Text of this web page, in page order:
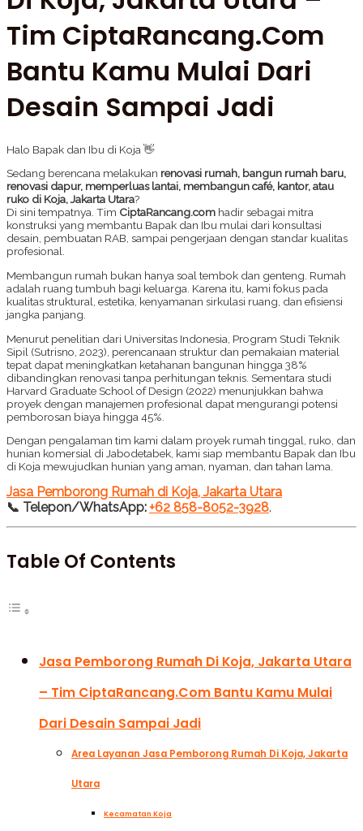
Tim CiptaRancang.com
Bantu Kamu Mulai Dari
Desain Sampai Jadi
Halo Bapak dan Ibu di Koja 👋
Sedang berencana melakukan renovasi rumah, bangun rumah baru,
renovasi dapur, memperluas lantai, membangun café, kantor, atau
ruko di Koja, Jakarta Utara?
Di sini tempatnya. Tim CiptaRancang.com hadir sebagai mitra
konstruksi yang membantu Bapak dan Ibu mulai dari konsultasi
desain, pembuatan RAB, sampai pengerjaan dengan standar kualitas
profesional.
Membangun rumah bukan hanya soal tembok dan genteng. Rumah
adalah ruang tumbuh bagi keluarga. Karena itu, kami fokus pada
kualitas struktural, estetika, kenyamanan sirkulasi ruang, dan efisiensi
jangka panjang.
Menurut penelitian dari Universitas Indonesia, Program Studi Teknik
Sipil (Sutrisno, 2023), perencanaan struktur dan pemakaian material
tepat dapat meningkatkan ketahanan bangunan hingga 38%
dibandingkan renovasi tanpa perhitungan teknis. Sementara studi
Harvard Graduate School of Design (2022) menunjukkan bahwa
proyek dengan manajemen profesional dapat mengurangi potensi
pemborosan biaya hingga 45%.
Dengan pengalaman tim kami dalam proyek rumah tinggal, ruko, dan
hunian komersial di Jabodetabek, kami siap membantu Bapak dan Ibu
di Koja mewujudkan hunian yang aman, nyaman, dan tahan lama.
Jasa Pemborong Rumah di Koja, Jakarta Utara
📞 Telepon/WhatsApp:+62 858-8052-3928.
Table Of Contents
Jasa Pemborong Rumah Di Koja, Jakarta Utara
– Tim CiptaRancang.com Bantu Kamu Mulai
Dari Desain Sampai Jadi
Area Layanan Jasa Pemborong Rumah Di Koja, Jakarta
Utara
Kecamatan Koja